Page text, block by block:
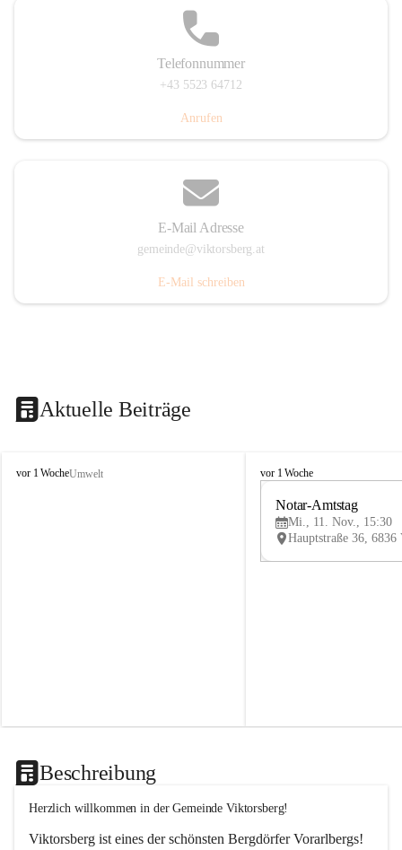
Telefonnummer
+43 5523 64712
Anrufen
E-Mail Adresse
gemeinde@viktorsberg.at
E-Mail schreiben
Aktuelle Beiträge
V
vor 1 WocheUmwelt
V
vor 1 Woche
Notar-Amtstag
Mi., 11. Nov., 15:30
Beschreibung
Herzlich willkommen in der Gemeinde Viktorsberg!
Viktorsberg ist eines der schönsten Bergdörfer Vorarlbergs!